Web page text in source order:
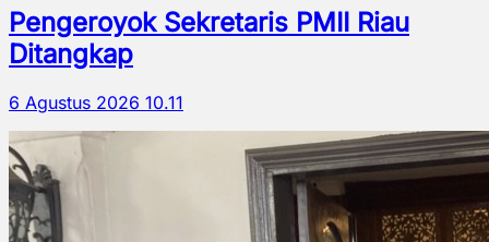
Pengeroyok Sekretaris PMII Riau
Ditangkap
6 Agustus 2026 10.11